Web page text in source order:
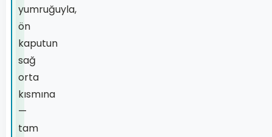
yumruğuyla,
ön
kaputun
sağ
orta
kısmına
—
tam